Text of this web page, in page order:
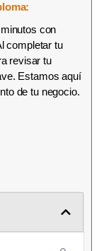
con
completar tu
revisar tu
Estamos aquí
de tu negocio.